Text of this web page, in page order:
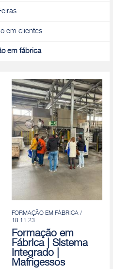
em clientes
em fábrica
FORMAÇÃO EM FÁBRICA /
18.11.23
Formação em
Fábrica | Sistema
Integrado |
Mafrigessos